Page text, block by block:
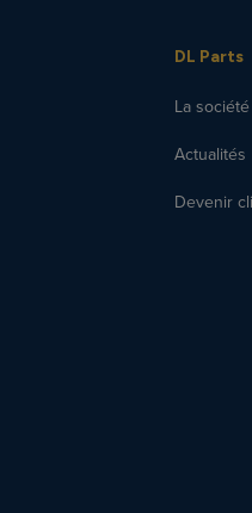
DL Parts
La société
Actualités
Devenir